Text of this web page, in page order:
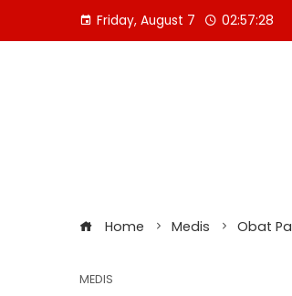
Friday, August 7 02:57:29
Home Medis Obat
MEDIS